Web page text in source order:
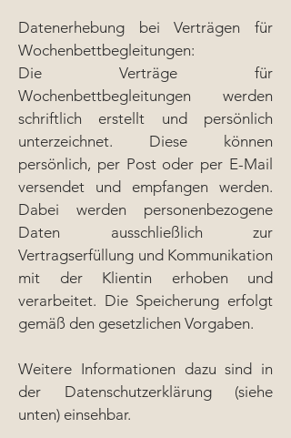
Datenerhebung bei Verträgen für
Wochenbettbegleitungen:
Die Verträge für
Wochenbettbegleitungen werden
schriftlich erstellt und persönlich
unterzeichnet. Diese können
persönlich, per Post oder per E-Mail
versendet und empfangen werden.
Dabei werden personenbezogene
Daten ausschließlich zur
Vertragserfüllung und Kommunikation
mit der Klientin erhoben und
verarbeitet. Die Speicherung erfolgt
gemäß den gesetzlichen Vorgaben.
Weitere Informationen dazu sind in
der Datenschutzerklärung (siehe
unten) einsehbar.